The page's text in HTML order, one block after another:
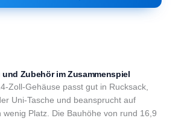
und Zubehör im Zusammenspiel
Zoll-Gehäuse passt gut in Rucksack,
Uni-Tasche und beansprucht auf
wenig Platz. Die Bauhöhe von rund 16,9